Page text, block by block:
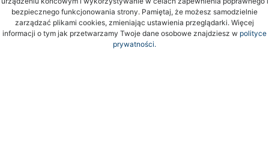
bezpiecznego funkcjonowania strony. Pamiętaj, że możesz samodzielnie
zarządzać plikami cookies, zmieniając ustawienia przeglądarki. Więcej
informacji o tym jak przetwarzamy Twoje dane osobowe znajdziesz w polityce
prywatności.